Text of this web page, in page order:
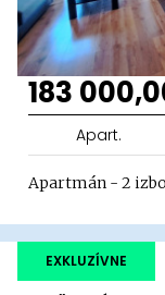
183
Apart.
Apartmán - 2
EXKLUZÍVNE